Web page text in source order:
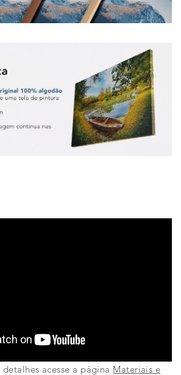
acesse a página Materiais e